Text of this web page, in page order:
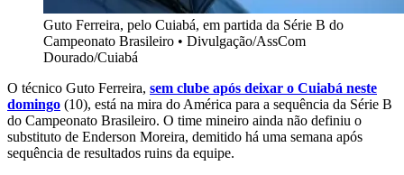
Guto Ferreira, pelo Cuiabá, em partida da Série B do
Campeonato Brasileiro • Divulgação/AssCom
Dourado/Cuiabá
O técnico Guto Ferreira, sem clube após deixar o Cuiabá neste
domingo (10), está na mira do América para a sequência da Série B
do Campeonato Brasileiro. O time mineiro ainda não definiu o
substituto de Enderson Moreira, demitido há uma semana após
sequência de resultados ruins da equipe.